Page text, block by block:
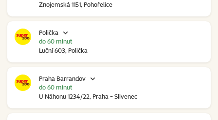
Znojemská 1151, Pohořelice
Polička
Luční 603, Polička
do 60 minut
Praha Barrandov
U Náhonu 1234/22, Praha - Slivenec
do 60 minut